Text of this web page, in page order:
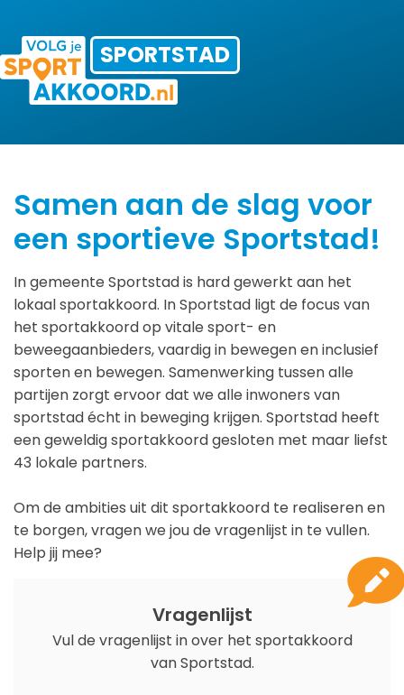
SPORTSTAD
Samen aan de slag voor
een sportieve Sportstad!
In gemeente Sportstad is hard gewerkt aan het
lokaal sportakkoord. In Sportstad ligt de focus van
het sportakkoord op vitale sport- en
beweegaanbieders, vaardig in bewegen en inclusief
sporten en bewegen. Samenwerking tussen alle
partijen zorgt ervoor dat we alle inwoners van
sportstad écht in beweging krijgen. Sportstad heeft
een geweldig sportakkoord gesloten met maar liefst
43 lokale partners.
Om de ambities uit dit sportakkoord te realiseren en
te borgen, vragen we jou de vragenlijst in te vullen.
Help jij mee?
Vragenlijst
Vul de vragenlijst in over het sportakkoord
van Sportstad.